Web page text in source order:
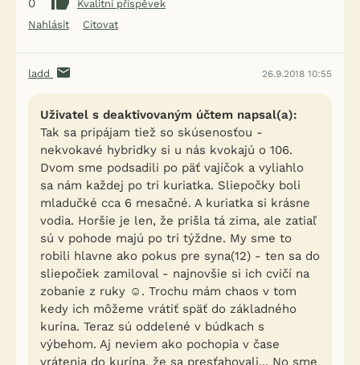
0
Kvalitní příspěvek
Nahlásit
Citovat
ladd 26.9.2018 10:55
Uživatel s deaktivovaným účtem napsal(a):
Tak sa pripájam tiež so skúsenosťou -
nekvokavé hybridky si u nás kvokajú o 106.
Dvom sme podsadili po päť vajíčok a vyliahlo
sa nám každej po tri kuriatka. Sliepočky boli
mladučké cca 6 mesačné. A kuriatka si krásne
vodia. Horšie je len, že prišla tá zima, ale zatiaľ
sú v pohode majú po tri týždne. My sme to
robili hlavne ako pokus pre syna(12) - ten sa do
sliepočiek zamiloval - najnovšie si ich cvičí na
zobanie z ruky ☺. Trochu mám chaos v tom
kedy ich môžeme vrátiť späť do základného
kurína. Teraz sú oddelené v búdkach s
výbehom. Aj neviem ako pochopia v čase
vrátenia do kurína, že sa presťahovali... No sme